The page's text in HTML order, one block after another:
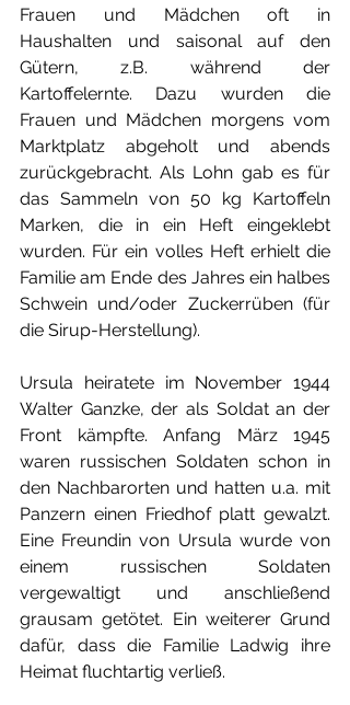
Frauen und Mädchen oft in
Haushalten und saisonal auf den
Gütern, z.B. während der
Kartoffelernte. Dazu wurden die
Frauen und Mädchen morgens vom
Marktplatz abgeholt und abends
zurückgebracht. Als Lohn gab es für
das Sammeln von 50 kg Kartoffeln
Marken, die in ein Heft eingeklebt
wurden. Für ein volles Heft erhielt die
Familie am Ende des Jahres ein halbes
Schwein und/oder Zuckerrüben (für
die Sirup-Herstellung).
Ursula heiratete im November 1944
Walter Ganzke, der als Soldat an der
Front kämpfte. Anfang März 1945
waren russischen Soldaten schon in
den Nachbarorten und hatten u.a. mit
Panzern einen Friedhof platt gewalzt.
Eine Freundin von Ursula wurde von
einem russischen Soldaten
vergewaltigt und anschließend
grausam getötet. Ein weiterer Grund
dafür, dass die Familie Ladwig ihre
Heimat fluchtartig verließ.